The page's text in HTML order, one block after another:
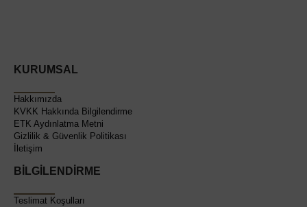
KURUMSAL
Hakkımızda
KVKK Hakkında Bilgilendirme
ETK Aydınlatma Metni
Gizlilik & Güvenlik Politikası
İletişim
BİLGİLENDİRME
Teslimat Koşulları